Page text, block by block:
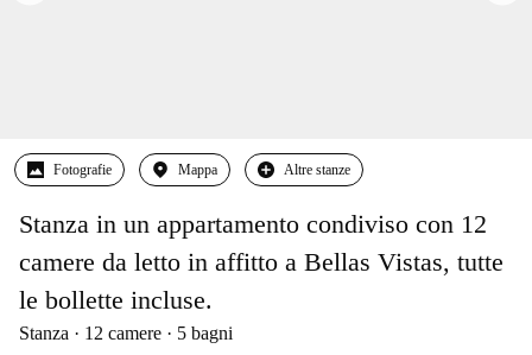
Fotografie Mappa Altre stanze
Stanza in un appartamento condiviso con 12
camere da letto in affitto a Bellas Vistas, tutte
le bollette incluse.
Stanza 12 camere 5 bagni